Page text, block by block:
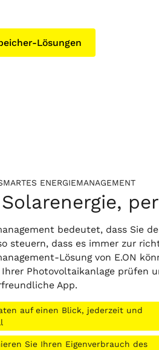
Lösungen
ENERGIEMANAGEMENT
bedeutet, dass Sie
steuern, dass es immer zur
Lösung von E.ON
Photovoltaikanlage prüfen
App.
auf einen Blick, jederzeit und
Sie Ihren Eigenverbrauch des